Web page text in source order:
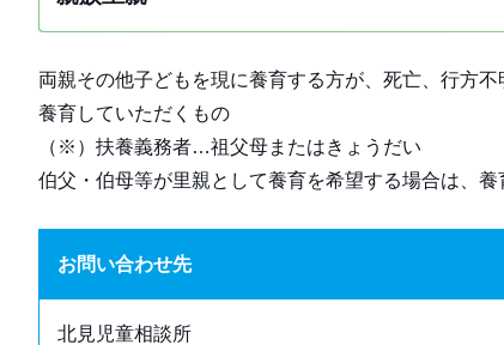
両親その他子どもを現に養育する方が、死亡、行方
養育していただくもの
（※）扶養義務者…祖父母またはきょうだい
伯父・伯母等が里親として養育を希望する場合は、
お問い合わせ先
北見児童相談所